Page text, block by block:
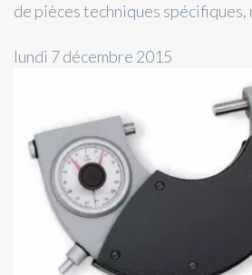
de pièces techniques spécifiques,
lundi 7 décembre 2015